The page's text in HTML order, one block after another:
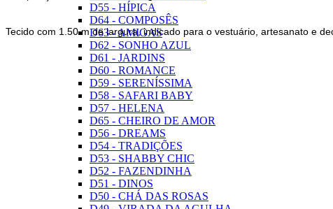
D55 - HÍPICA
D64 - COMPOSÊS
D63 - AMIGAS
D62 - SONHO AZUL
D61 - JARDINS
D60 - ROMANCE
D59 - SERENÍSSIMA
D58 - SAFARI BABY
D57 - HELENA
D65 - CHEIRO DE AMOR
D56 - DREAMS
D54 - TRADIÇÕES
D53 - SHABBY CHIC
D52 - FAZENDINHA
D51 - DINOS
D50 - CHÁ DAS ROSAS
Tecido com 1.50 m de largura, indicado para o vestuário, artesanato e